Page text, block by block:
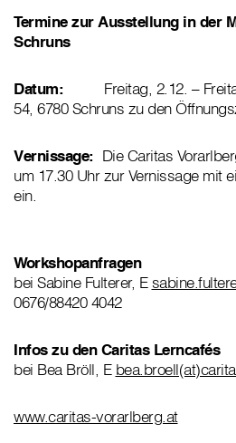
Termine zur Ausstellung in der
Schruns
Datum: Freitag, 2.12. –
54, 6780 Schruns zu den
Vernissage: Die Caritas
um 17.30 Uhr zur Vernissage mit
ein.
Workshopanfragen
bei Sabine Fulterer, E
0676/88420 4042
Infos zu den Caritas Lerncafés
bei Bea Bröll, E
www.caritas-vorarlberg.at